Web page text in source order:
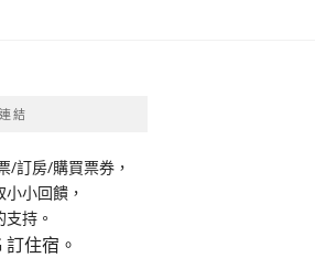
結
/訂房/購買票券，
小回饋，
持。
住宿。